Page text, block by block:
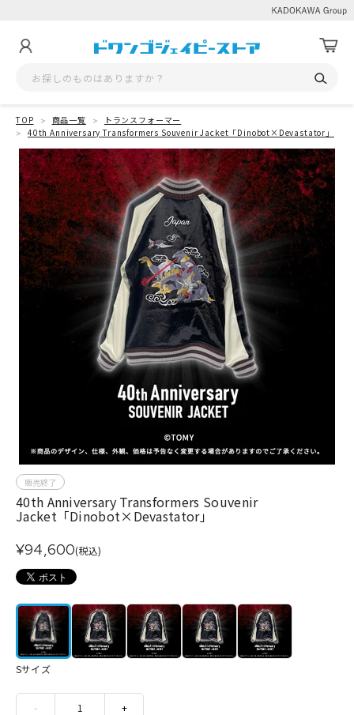
TOP 商品一覧
トランスフォーマー
40th Anniversary Transformers Souvenir Jacket「Dinobot×Devastator」
販売終了
40th Anniversary Transformers Souvenir
Jacket「Dinobot×Devastator」
¥94,600(税込)
Sサイズ
- 1 +